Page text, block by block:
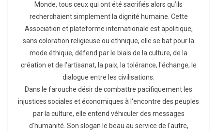
Monde, tous ceux qui ont été sacrifiés alors qu’ils
recherchaient simplement la dignité humaine. Cette
Association et plateforme internationale est apolitique,
sans coloration religieuse ou ethnique, elle se bat pour la
mode éthique, défend par le biais de la culture, de la
création et de l'artisanat, la paix, la tolérance, l'échange, le
dialogue entre les civilisations.
Dans le farouche désir de combattre pacifiquement les
injustices sociales et économiques à l'encontre des peuples
par la culture, elle entend véhiculer des messages
d'humanité. Son slogan le beau au service de l'autre,